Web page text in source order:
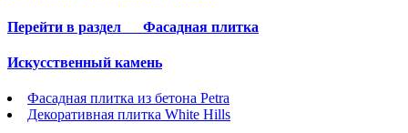
Перейти в раздел Фасадная плитка
Искусственный камень
Фасадная плитка из бетона Petra
Декоративная плитка White Hills